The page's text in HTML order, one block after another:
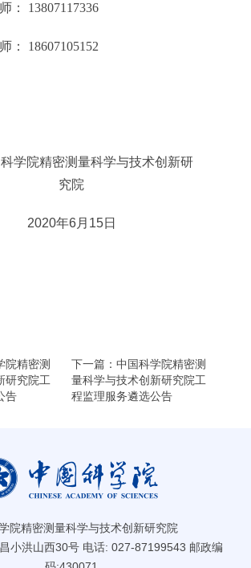
： 13807117336
： 18607105152
院精密测量科学与技术创新研
究院
2020年6月15日
院精密测
研究院工
告
下一篇：中国科学院精密测
量科学与技术创新研究院工
程监理服务遴选公告
院精密测量科学与技术创新研究院
小洪山西30号 电话: 027-87199543 邮政编